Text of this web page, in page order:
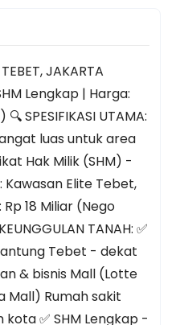
JAKARTA
Lengkap | Harga:
SPESIFIKASI UTAMA:
luas untuk area
Hak Milik (SHM) -
Kawasan Elite Tebet,
18 Miliar (Nego
TANAH: ✅
Tebet - dekat
& bisnis Mall (Lotte
Mall) Rumah sakit
✅ SHM Lengkap -